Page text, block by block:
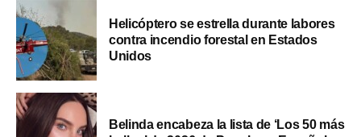
Helicóptero se estrella durante labores
contra incendio forestal en Estados
Unidos
Belinda encabeza la lista de ‘Los 50 más